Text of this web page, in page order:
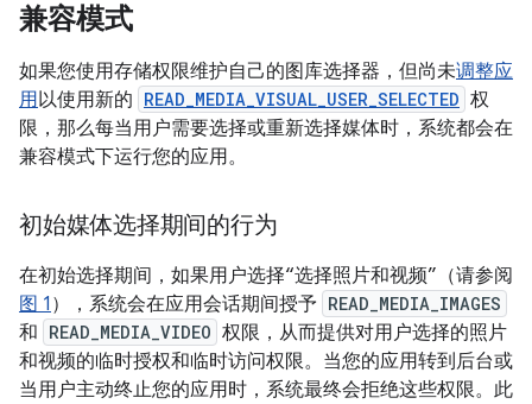
兼容模式
如果您使用存储权限维护自己的图库选择器，但尚未调整应
用以使用新的 READ_MEDIA_VISUAL_USER_SELECTED 权
限，那么每当用户需要选择或重新选择媒体时，系统都会在
兼容模式下运行您的应用。
初始媒体选择期间的行为
在初始选择期间，如果用户选择“选择照片和视频”（请参阅
图 1 ），系统会在应用会话期间授予 READ_MEDIA_IMAGES
和 READ_MEDIA_VIDEO 权限，从而提供对用户选择的照片
和视频的临时授权和临时访问权限。当您的应用转到后台或
当用户主动终止您的应用时，系统最终会拒绝这些权限。此